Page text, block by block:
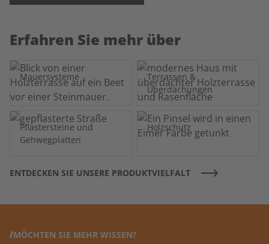
Erfahren Sie mehr über
Mauersysteme
Terrassen &
Überdachungen
Pflastersteine und
Gehwegplatten
Holzschutz
ENTDECKEN SIE UNSERE PRODUKTVIELFALT
MÖCHTEN SIE MEHR WISSEN?